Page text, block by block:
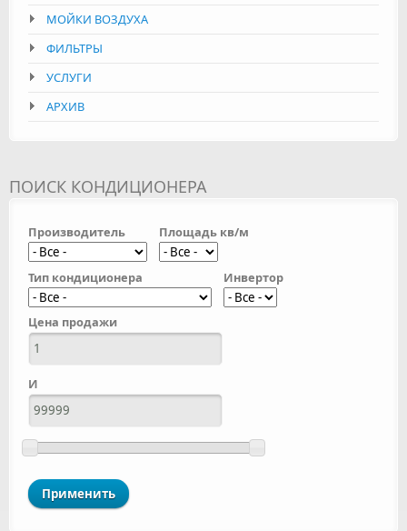
МОЙКИ ВОЗДУХА
ФИЛЬТРЫ
УСЛУГИ
АРХИВ
ПОИСК КОНДИЦИОНЕРА
Производитель Площадь кв/м
Тип кондиционера Инвертор
Цена продажи
И